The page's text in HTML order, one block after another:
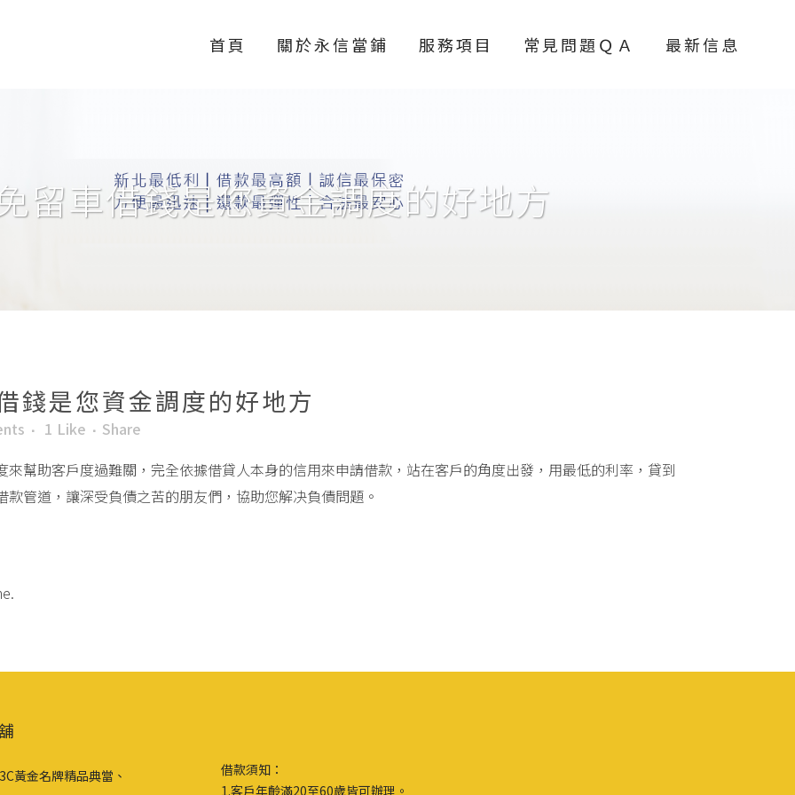
首頁 關於永信當鋪 服務項目 常見問題ＱＡ 最新信息
留車借錢是您資金調度的好地方
錢是您資金調度的好地方
1 Like
Share
來幫助客戶度過難關，完全依據借貸人本身的信用來申請借款，站在客戶的角度出發，用最低的利率，貸到
管道，讓深受負債之苦的朋友們，協助您解决負債問題。
黃金名牌精品典當、
借款須知：
1.客戶年齡滿20至60歲皆可辦理。